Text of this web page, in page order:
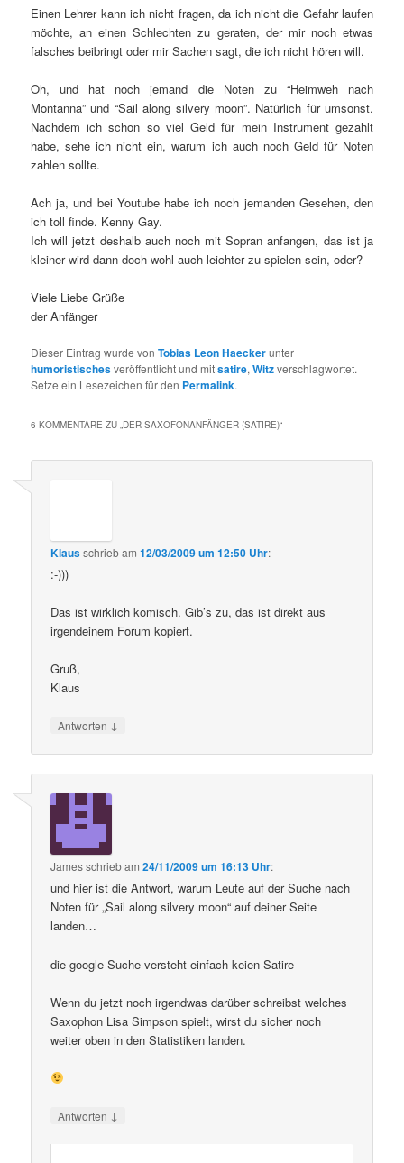
Einen Lehrer kann ich nicht fragen, da ich nicht die Gefahr laufen
möchte, an einen Schlechten zu geraten, der mir noch etwas
falsches beibringt oder mir Sachen sagt, die ich nicht hören will.
Oh, und hat noch jemand die Noten zu “Heimweh nach
Montanna” und “Sail along silvery moon”. Natürlich für umsonst.
Nachdem ich schon so viel Geld für mein Instrument gezahlt
habe, sehe ich nicht ein, warum ich auch noch Geld für Noten
zahlen sollte.
Ach ja, und bei Youtube habe ich noch jemanden Gesehen, den
ich toll finde. Kenny Gay.
Ich will jetzt deshalb auch noch mit Sopran anfangen, das ist ja
kleiner wird dann doch wohl auch leichter zu spielen sein, oder?
Viele Liebe Grüße
der Anfänger
Dieser Eintrag wurde vonTobias Leon Haeckerunter
humoristischesveröffentlicht und mitsatire,Witzverschlagwortet.
Setze ein Lesezeichen für den Permalink.
6 KOMMENTARE ZU „ DER SAXOFONANFÄNGER (SATIRE)“
Klausschriebam12/03/2009 um 12:50 Uhr:
:-)))
Das ist wirklich komisch. Gib’s zu, das ist direkt aus
irgendeinem Forum kopiert.
Gruß,
Klaus
Antworten ↓
Jamesschriebam24/11/2009 um 16:13 Uhr:
und hier ist die Antwort, warum Leute auf der Suche nach
Noten für „Sail along silvery moon“ auf deiner Seite
landen…
die google Suche versteht einfach keien Satire
Wenn du jetzt noch irgendwas darüber schreibst welches
Saxophon Lisa Simpson spielt, wirst du sicher noch
weiter oben in den Statistiken landen.
Antworten ↓